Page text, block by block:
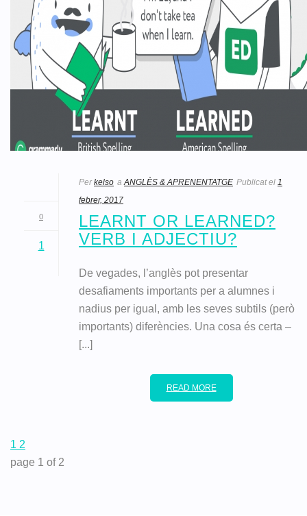
0
1
Per kelso a ANGLÈS & APRENENTATGE Publicat el 1
febrer, 2017
LEARNT OR LEARNED?
VERB I ADJECTIU?
De vegades, l’anglès pot presentar
desafiaments importants per a alumnes i
nadius per igual, amb les seves subtils (però
importants) diferències. Una cosa és certa –
[...]
READ MORE
1 2
page 1 of 2